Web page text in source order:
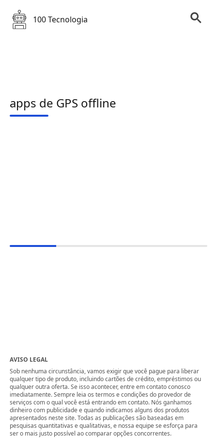
100 Tecnologia
apps de GPS offline
AVISO LEGAL
Sob nenhuma circunstância, vamos exigir que você pague para liberar
qualquer tipo de produto, incluindo cartões de crédito, empréstimos ou
qualquer outra oferta. Se isso acontecer, entre em contato conosco
imediatamente. Sempre leia os termos e condições do provedor de
serviços com o qual você está entrando em contato. Nós ganhamos
dinheiro com publicidade e quando indicamos alguns dos produtos
apresentados neste site. Todas as publicações são baseadas em
pesquisas quantitativas e qualitativas, e nossa equipe se esforça para
ser o mais justo possível ao comparar opções concorrentes.